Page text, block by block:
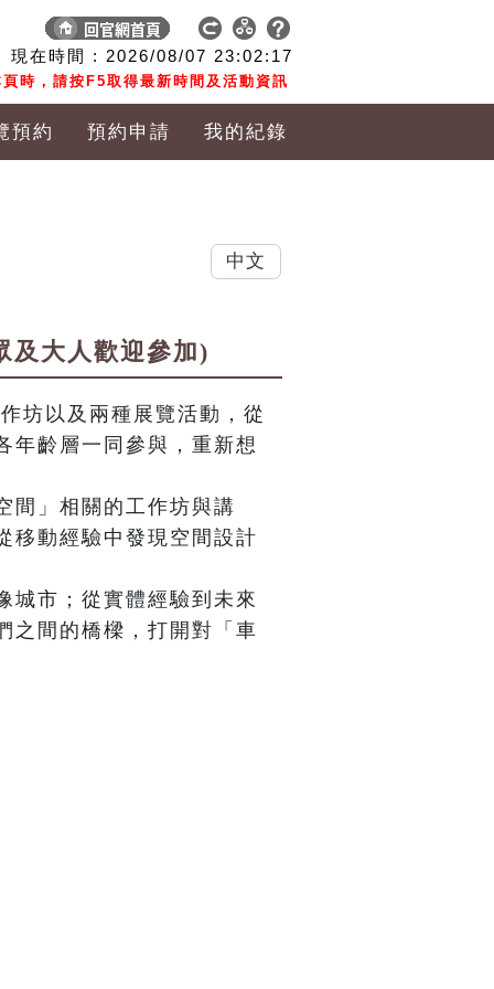
現在時間 : 2026/08/07 23:02:18
時，請按F5取得最新時間及活動資訊
預約 預約申請 我的紀錄
及大人歡迎參加)
坊以及兩種展覽活動，從
年齡層一同參與，重新想
間」相關的工作坊與講
移動經驗中發現空間設計
城市；從實體經驗到未來
之間的橋樑，打開對「車